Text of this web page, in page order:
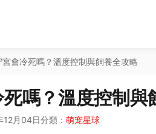
宮會冷死嗎？溫度控制與飼養全攻略
嗎？溫度控制與
12月04日分類： 萌宠星球